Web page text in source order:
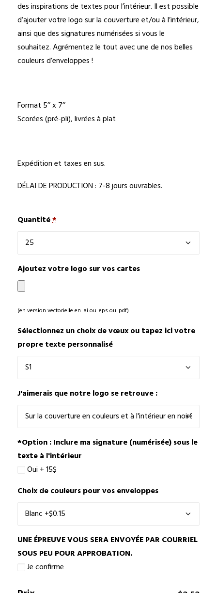
des inspirations de textes pour l’intérieur. Il est possible
d’ajouter votre logo sur la couverture et/ou à l’intérieur,
ainsi que des signatures numérisées si vous le
souhaitez. Agrémentez le tout avec une de nos belles
couleurs d’enveloppes !
Format 5’’ x 7’’
Scorées (pré-pli), livrées à plat
Expédition et taxes en sus.
DÉLAI DE PRODUCTION : 7-8 jours ouvrables.
Quantité*
Ajoutez votre logo sur vos cartes
(en version vectorielle en .ai ou .eps ou .pdf)
Sélectionnez un choix de vœux ou tapez ici votre
propre texte personnalisé
J'aimerais que notre logo se retrouve :
*Option : Inclure ma signature (numérisée) sous le
texte à l'intérieur
Oui + 15$
Choix de couleurs pour vos enveloppes
UNE ÉPREUVE VOUS SERA ENVOYÉE PAR COURRIEL
SOUS PEU POUR APPROBATION.
Je confirme